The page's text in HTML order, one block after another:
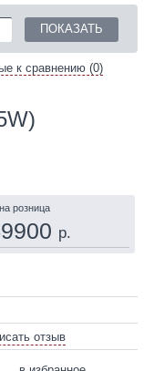
к сравнению (0)
розница
р.
отзыв